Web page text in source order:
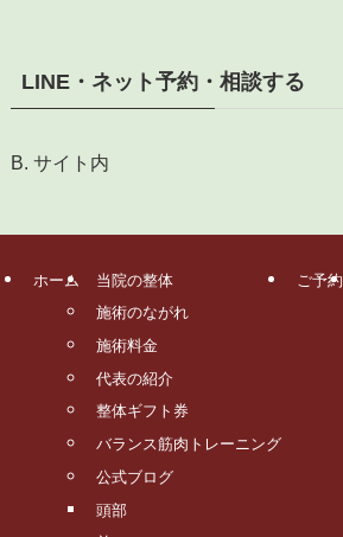
LINE・ネット予約・相談する
B. サイト内
ホーム
当院の整体
施術のながれ
施術料金
代表の紹介
整体ギフト券
バランス筋肉トレーニング
公式ブログ
頭部
ご予約